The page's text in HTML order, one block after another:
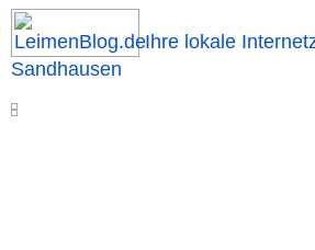
Ihre lokale
Sandhausen